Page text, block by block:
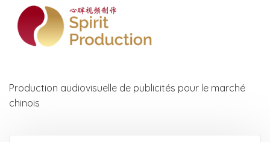
Production audiovisuelle de publicités pour le marché
chinois